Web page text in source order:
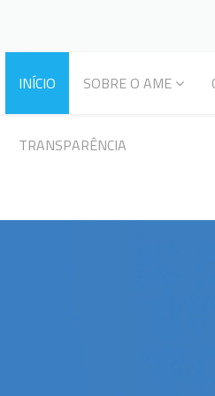
INÍCIO SOBRE O AME
TRANSPARÊNCIA